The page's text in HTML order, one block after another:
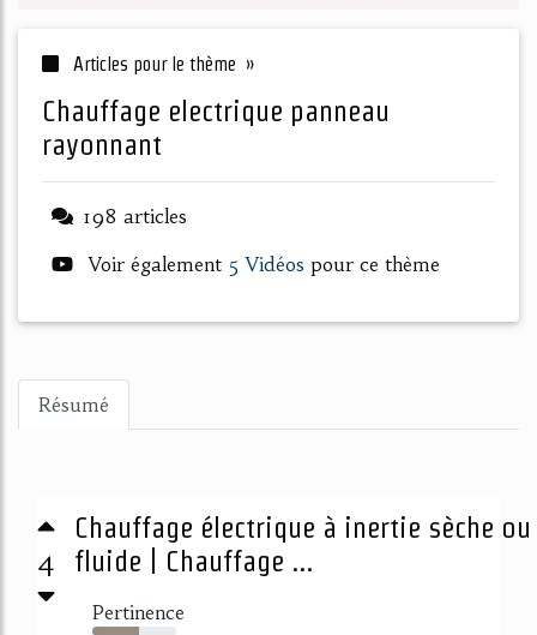
Articles pour le thème »
chauffage electrique panneau
rayonnant
198 articles
Voir également 5 Vidéos pour ce thème
Résumé
4
Chauffage électrique à inertie sèche ou
fluide | Chauffage ...
Pertinence